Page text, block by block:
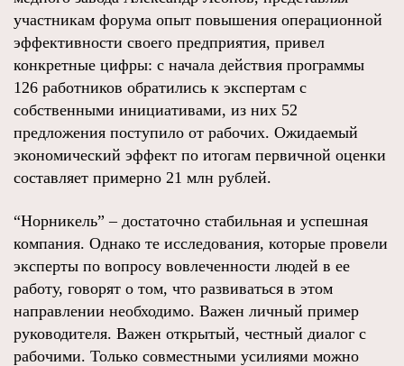
участникам форума опыт повышения операционной
эффективности своего предприятия, привел
конкретные цифры: с начала действия программы
126 работников обратились к экспертам с
собственными инициативами, из них 52
предложения поступило от рабочих. Ожидаемый
экономический эффект по итогам первичной оценки
составляет примерно 21 млн рублей.
“Норникель” – достаточно стабильная и успешная
компания. Однако те исследования, которые провели
эксперты по вопросу вовлеченности людей в ее
работу, говорят о том, что развиваться в этом
направлении необходимо. Важен личный пример
руководителя. Важен открытый, честный диалог с
рабочими. Только совместными усилиями можно